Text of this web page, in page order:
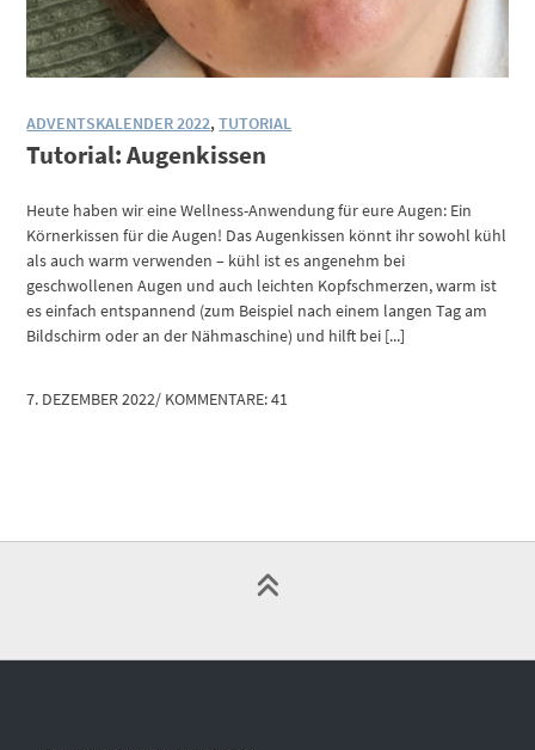
ADVENTSKALENDER 2022,TUTORIAL
Tutorial: Augenkissen
Heute haben wir eine Wellness-Anwendung für eure Augen: Ein
Körnerkissen für die Augen! Das Augenkissen könnt ihr sowohl kühl
als auch warm verwenden – kühl ist es angenehm bei
geschwollenen Augen und auch leichten Kopfschmerzen, warm ist
es einfach entspannend (zum Beispiel nach einem langen Tag am
Bildschirm oder an der Nähmaschine) und hilft bei [...]
7. DEZEMBER 2022/ KOMMENTARE: 41